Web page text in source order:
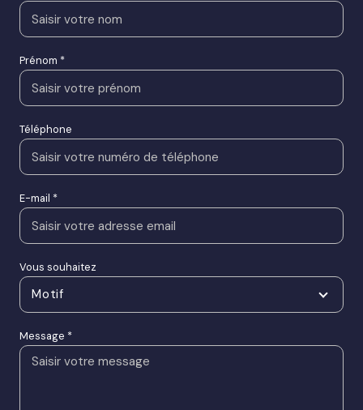
Prénom *
Téléphone
E-mail *
Vous souhaitez
Motif
Message *